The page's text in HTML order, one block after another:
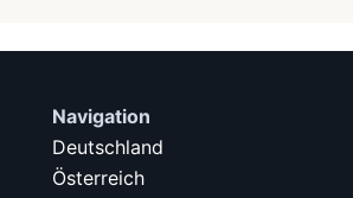
Navigation
Deutschland
Österreich